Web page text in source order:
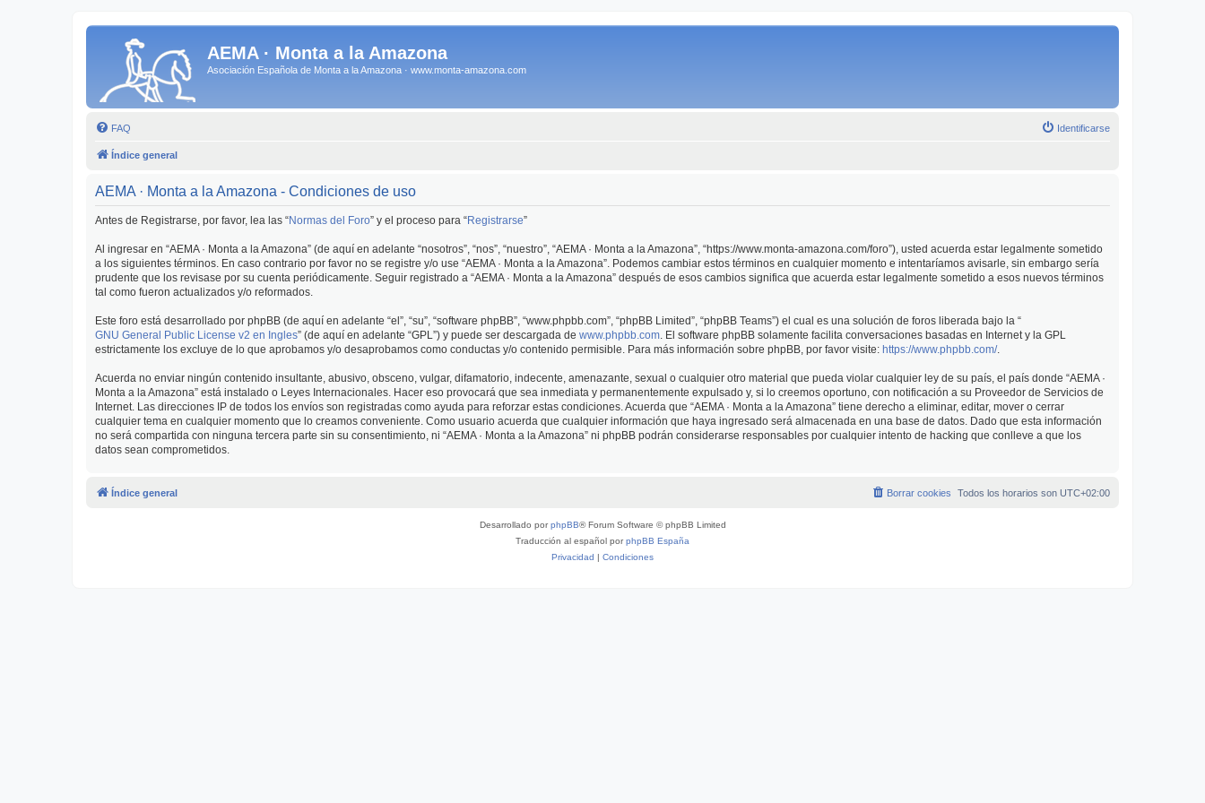
AEMA · Monta a la Amazona
Asociación Española de Monta a la Amazona · www.monta-amazona.com
FAQ Identificarse
Índice general
AEMA · Monta a la Amazona - Condiciones de uso
Antes de Registrarse, por favor, lea las “Normas del Foro” y el proceso para “Registrarse”
Al ingresar en “AEMA · Monta a la Amazona” (de aquí en adelante “nosotros”, “nos”, “nuestro”, “AEMA · Monta a la Amazona”, “https://www.monta-amazona.com/foro”), usted acuerda estar legalmente sometido
a los siguientes términos. En caso contrario por favor no se registre y/o use “AEMA · Monta a la Amazona”. Podemos cambiar estos términos en cualquier momento e intentaríamos avisarle, sin embargo sería
prudente que los revisase por su cuenta periódicamente. Seguir registrado a “AEMA · Monta a la Amazona” después de esos cambios significa que acuerda estar legalmente sometido a esos nuevos términos
tal como fueron actualizados y/o reformados.
Este foro está desarrollado por phpBB (de aquí en adelante “el”, “su”, “software phpBB”, “www.phpbb.com”, “phpBB Limited”, “phpBB Teams”) el cual es una solución de foros liberada bajo la “
GNU General Public License v2 en Ingles” (de aquí en adelante “GPL”) y puede ser descargada de www.phpbb.com. El software phpBB solamente facilita conversaciones basadas en Internet y la GPL
estrictamente los excluye de lo que aprobamos y/o desaprobamos como conductas y/o contenido permisible. Para más información sobre phpBB, por favor visite: https://www.phpbb.com/.
Acuerda no enviar ningún contenido insultante, abusivo, obsceno, vulgar, difamatorio, indecente, amenazante, sexual o cualquier otro material que pueda violar cualquier ley de su país, el país donde “AEMA ·
Monta a la Amazona” está instalado o Leyes Internacionales. Hacer eso provocará que sea inmediata y permanentemente expulsado y, si lo creemos oportuno, con notificación a su Proveedor de Servicios de
Internet. Las direcciones IP de todos los envíos son registradas como ayuda para reforzar estas condiciones. Acuerda que “AEMA · Monta a la Amazona” tiene derecho a eliminar, editar, mover o cerrar
cualquier tema en cualquier momento que lo creamos conveniente. Como usuario acuerda que cualquier información que haya ingresado será almacenada en una base de datos. Dado que esta información
no será compartida con ninguna tercera parte sin su consentimiento, ni “AEMA · Monta a la Amazona” ni phpBB podrán considerarse responsables por cualquier intento de hacking que conlleve a que los
datos sean comprometidos.
Índice general Todos los horarios son UTC+02:00
Borrar cookies
Desarrollado porphpBB® Forum Software © phpBB Limited
Traducción al español porphpBB España
Privacidad | Condiciones